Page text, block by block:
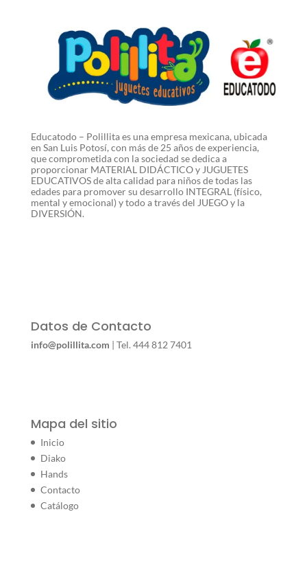
Educatodo – Polillita es una empresa mexicana, ubicada
en San Luis Potosí, con más de 25 años de experiencia,
que comprometida con la sociedad se dedica a
proporcionar MATERIAL DIDÁCTICO y JUGUETES
EDUCATIVOS de alta calidad para niños de todas las
edades para promover su desarrollo INTEGRAL (físico,
mental y emocional) y todo a través del JUEGO y la
DIVERSIÓN.
Datos de Contacto
info@polillita.com | Tel. 444 812 7401
Mapa del sitio
Inicio
Diako
Hands
Contacto
Catálogo